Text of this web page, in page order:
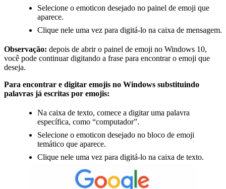
Selecione o emoticon desejado no painel de emoji que
aparece.
Clique nele uma vez para digitá-lo na caixa de mensagem.
Observação: depois de abrir o painel de emoji no Windows 10,
você pode continuar digitando a frase para encontrar o emoji que
deseja.
Para encontrar e digitar emojis no Windows substituindo
palavras já escritas por emojis:
Na caixa de texto, comece a digitar uma palavra
específica, como “computador”.
Selecione o emoticon desejado no bloco de emoji
temático que aparece.
Clique nele uma vez para digitá-lo na caixa de texto.